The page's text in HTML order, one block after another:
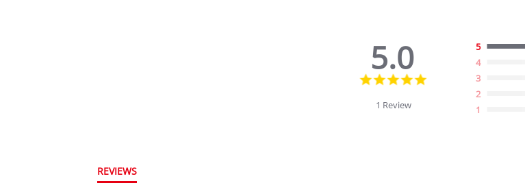
5.0
5.0
1 Review
5
4
3
2
1
REVIEWS